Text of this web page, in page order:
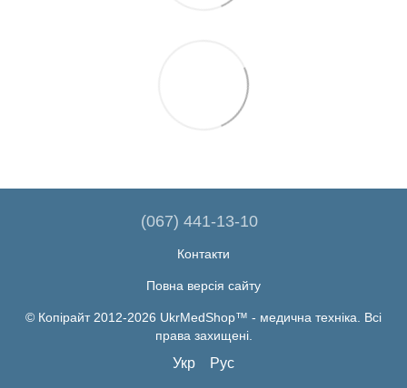
(067) 441-13-10
Контакти
Повна версія сайту
© Копірайт 2012-2026 UkrMedShop™ - медична техніка. Всі
права захищені.
Укр Рус